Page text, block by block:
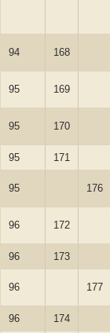
94 168
95 169
95 170
95 171
95 176
96 172
96 173
96 177
96 174